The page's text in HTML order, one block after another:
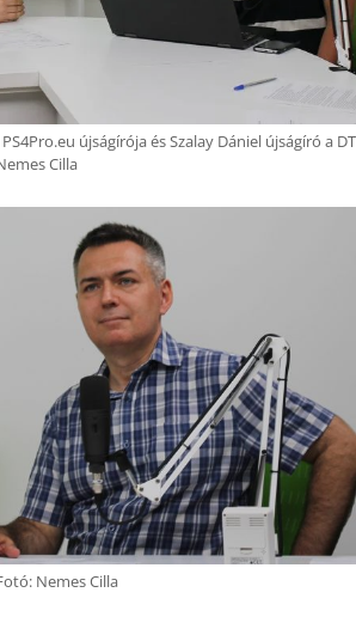
újságírója és Szalay Dániel újságíró a
Cilla
Nemes Cilla